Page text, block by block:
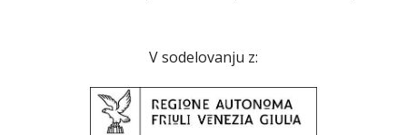
V sodelovanju z: